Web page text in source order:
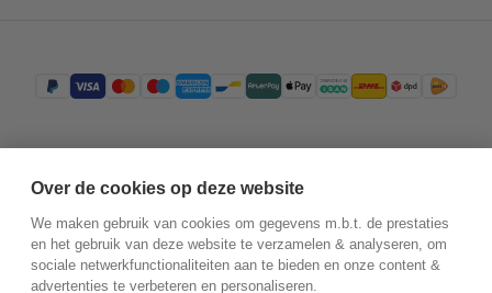
Over de cookies op deze website
We maken gebruik van cookies om gegevens m.b.t. de prestaties
en het gebruik van deze website te verzamelen & analyseren, om
sociale netwerkfunctionaliteiten aan te bieden en onze content &
advertenties te verbeteren en personaliseren.